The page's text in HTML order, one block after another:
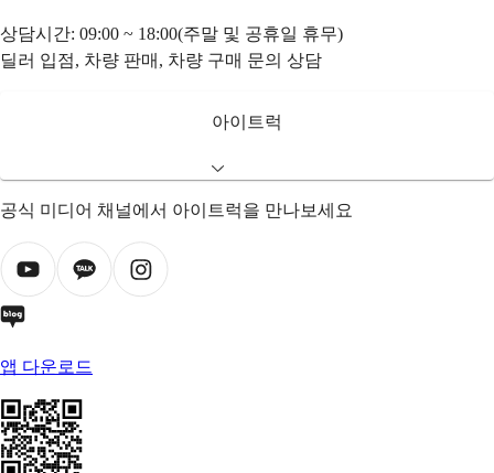
상담시간: 09:00 ~ 18:00(주말 및 공휴일 휴무)
딜러 입점, 차량 판매, 차량 구매 문의 상담
아이트럭
공식 미디어 채널에서 아이트럭을 만나보세요
앱 다운로드